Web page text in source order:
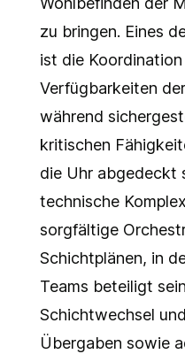
zu bringen. Eines
ist die
Verfügbarkeiten
während
kritischen
die Uhr abgedeckt
technische
sorgfältige
Schichtplänen, in
Teams beteiligt
Schichtwechsel
Übergaben sowie